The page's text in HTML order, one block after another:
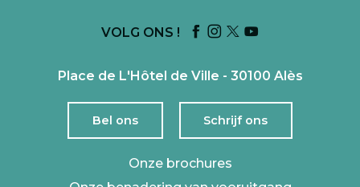
VOLG ONS !
Place de L'Hôtel de Ville - 30100 Alès
Bel ons Schrijf ons
Onze brochures